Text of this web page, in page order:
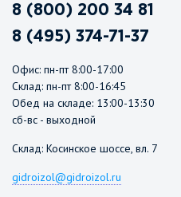
8 (800) 200 34 81
8 (495) 374-71-37
Офис: пн-пт 8:00-17:00
Склад: пн-пт 8:00-16:45
Обед на складе: 13:00-13:30
сб-вс - выходной
Склад: Косинское шоссе, вл. 7
gidroizol@gidroizol.ru